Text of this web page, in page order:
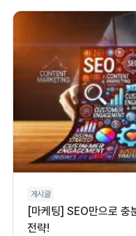
게시글
[마케팅] SEO만으로 충
전략!